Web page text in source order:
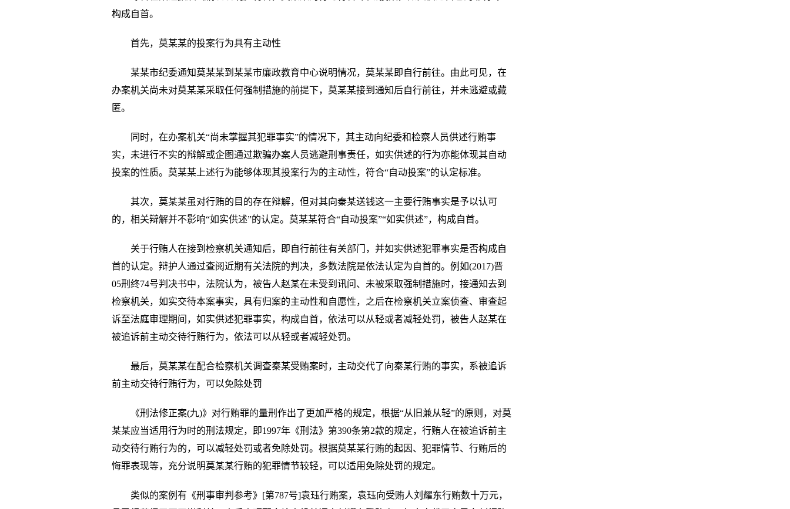
构成自首。
首先，莫某某的投案行为具有主动性
某某市纪委通知莫某某到某某市廉政教育中心说明情况，莫某某即自行前往。由此可见，在
办案机关尚未对莫某某采取任何强制措施的前提下，莫某某接到通知后自行前往，并未逃避或藏
匿。
同时，在办案机关“尚未掌握其犯罪事实”的情况下，其主动向纪委和检察人员供述行贿事
实，未进行不实的辩解或企图通过欺骗办案人员逃避刑事责任，如实供述的行为亦能体现其自动
投案的性质。莫某某上述行为能够体现其投案行为的主动性，符合“自动投案”的认定标准。
其次，莫某某虽对行贿的目的存在辩解，但对其向秦某送钱这一主要行贿事实是予以认可
的，相关辩解并不影响“如实供述”的认定。莫某某符合“自动投案”“如实供述”，构成自首。
关于行贿人在接到检察机关通知后，即自行前往有关部门，并如实供述犯罪事实是否构成自
首的认定。辩护人通过查阅近期有关法院的判决，多数法院是依法认定为自首的。例如(2017)晋
05刑终74号判决书中，法院认为，被告人赵某在未受到讯问、未被采取强制措施时，接通知去到
检察机关，如实交待本案事实，具有归案的主动性和自愿性，之后在检察机关立案侦查、审查起
诉至法庭审理期间，如实供述犯罪事实，构成自首，依法可以从轻或者减轻处罚，被告人赵某在
被追诉前主动交待行贿行为，依法可以从轻或者减轻处罚。
最后，莫某某在配合检察机关调查秦某受贿案时，主动交代了向秦某行贿的事实，系被追诉
前主动交待行贿行为，可以免除处罚
《刑法修正案(九)》对行贿罪的量刑作出了更加严格的规定，根据“从旧兼从轻”的原则，对莫
某某应当适用行为时的刑法规定，即1997年《刑法》第390条第2款的规定，行贿人在被追诉前主
动交待行贿行为的，可以减轻处罚或者免除处罚。根据莫某某行贿的起因、犯罪情节、行贿后的
悔罪表现等，充分说明莫某某行贿的犯罪情节较轻，可以适用免除处罚的规定。
类似的案例有《刑事审判参考》[第787号]袁珏行贿案，袁珏向受贿人刘耀东行贿数十万元，